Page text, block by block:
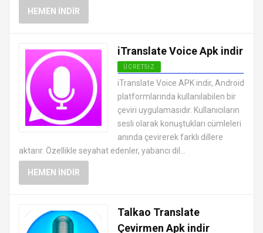
HEMEN İNDIR
iTranslate Voice Apk indir
ÜCRETSIZ
ANDROID EĞITIM UYGULAMALARI
APK
iTranslate Voice APK indir, Android
platformlarında kullanılabilen bir
çeviri uygulamasıdır. Kullanıcıların
sesli olarak konuştukları cümleleri
anında çevirerek farklı dillere
aktarır. Özellikle seyahat edenler, yabancı dil...
HEMEN İNDIR
Talkao Translate
Çevirmen Apk indir